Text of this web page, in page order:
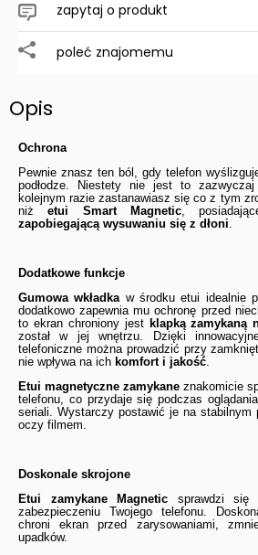
zapytaj o produkt
poleć znajomemu
Opis
Ochrona
Pewnie znasz ten ból, gdy telefon
podłodze. Niestety nie jest to
kolejnym razie zastanawiasz się co z tym
niżetui Smart Magnetic,
zapobiegającą wysuwaniu się z dłoni.
Dodatkowe funkcje
Gumowa wkładkaw środku etui idealnie
dodatkowo zapewnia mu ochronę przed
to ekran chroniony jest klapką zamykaną
został w jej wnętrzu. Dzięki
telefoniczne można prowadzić przy
nie wpływa na ich komfort i jakość.
Etui magnetyczne zamykane znakomicie
telefonu, co przydaje się podczas
seriali. Wystarczy postawić je na stabilnym
oczy filmem.
Doskonale skrojone
Etui zamykane Magnetic sprawdzi się
zabezpieczeniu Twojego telefonu.
chroni ekran przed zarysowaniami,
upadków.